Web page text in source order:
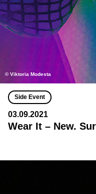
© Viktoria Modesta
Side Event
03.09.2021
Wear It – New.